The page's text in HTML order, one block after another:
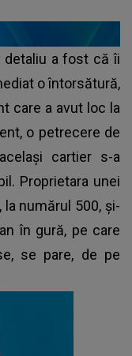
detaliu a fost că îi
o întorsătură,
care a avut loc la
o petrecere de
cartier s-a
Proprietara unei
numărul 500, și-
în gură, pe care
se pare, de pe